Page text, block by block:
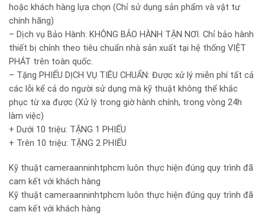
hoặc khách hàng lựa chọn (Chỉ sử dụng sản phẩm và vật tư
chính hãng)
– Dịch vụ Bảo Hành: KHÔNG BẢO HÀNH TẬN NƠI. Chỉ bảo hành
thiết bị chính theo tiêu chuẩn nhà sản xuất tại hệ thống VIỆT
PHÁT trên toàn quốc.
– Tặng PHIẾU DỊCH VỤ TIÊU CHUẨN: Được xử lý miễn phí tất cả
các lỗi kể cả do người sử dụng mà kỹ thuật không thể khắc
phục từ xa được (Xử lý trong giờ hành chính, trong vòng 24h
làm việc)
+ Dưới 10 triệu: TẶNG 1 PHIẾU
+ Trên 10 triệu: TẶNG 2 PHIẾU
Kỹ thuật cameraanninhtphcm luôn thực hiện đúng quy trình đã
cam kết với khách hàng
Kỹ thuật cameraanninhtphcm luôn thực hiện đúng quy trình đã
cam kết với khách hàng